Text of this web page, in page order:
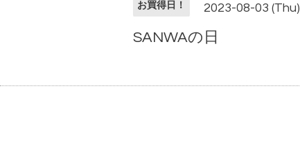
お買得日！ 2023-08-03 (Thu)
SANWAの日